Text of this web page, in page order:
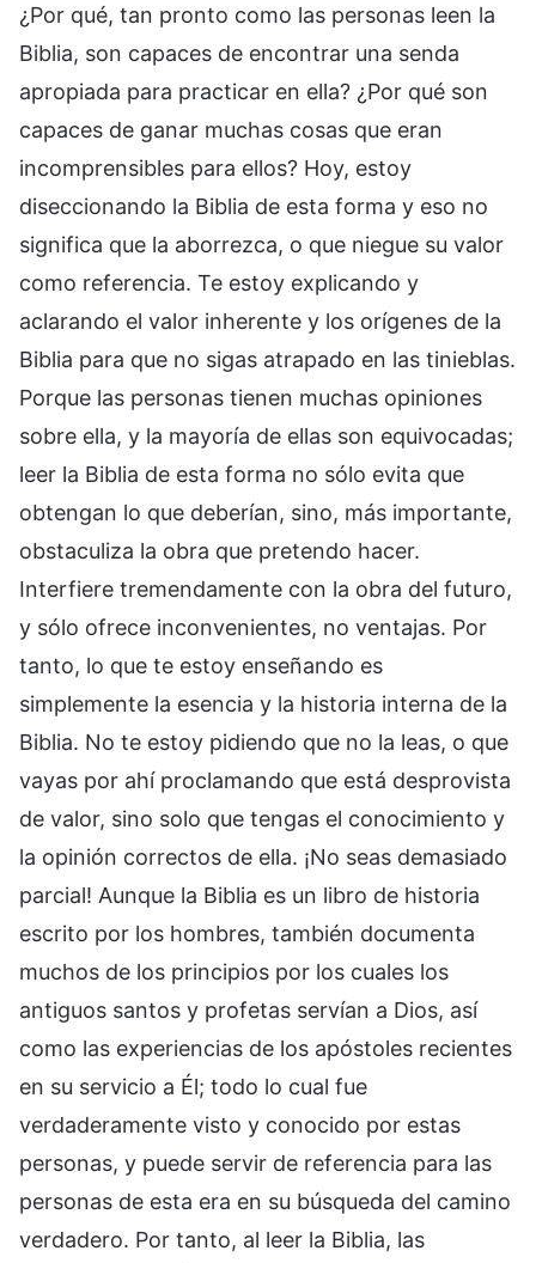
¿Por qué, tan pronto como las personas leen la
Biblia, son capaces de encontrar una senda
apropiada para practicar en ella? ¿Por qué son
capaces de ganar muchas cosas que eran
incomprensibles para ellos? Hoy, estoy
diseccionando la Biblia de esta forma y eso no
significa que la aborrezca, o que niegue su valor
como referencia. Te estoy explicando y
aclarando el valor inherente y los orígenes de la
Biblia para que no sigas atrapado en las tinieblas.
Porque las personas tienen muchas opiniones
sobre ella, y la mayoría de ellas son equivocadas;
leer la Biblia de esta forma no sólo evita que
obtengan lo que deberían, sino, más importante,
obstaculiza la obra que pretendo hacer.
Interfiere tremendamente con la obra del futuro,
y sólo ofrece inconvenientes, no ventajas. Por
tanto, lo que te estoy enseñando es
simplemente la esencia y la historia interna de la
Biblia. No te estoy pidiendo que no la leas, o que
vayas por ahí proclamando que está desprovista
de valor, sino solo que tengas el conocimiento y
la opinión correctos de ella. ¡No seas demasiado
parcial! Aunque la Biblia es un libro de historia
escrito por los hombres, también documenta
muchos de los principios por los cuales los
antiguos santos y profetas servían a Dios, así
como las experiencias de los apóstoles recientes
en su servicio a Él; todo lo cual fue
verdaderamente visto y conocido por estas
personas, y puede servir de referencia para las
personas de esta era en su búsqueda del camino
verdadero. Por tanto, al leer la Biblia, las